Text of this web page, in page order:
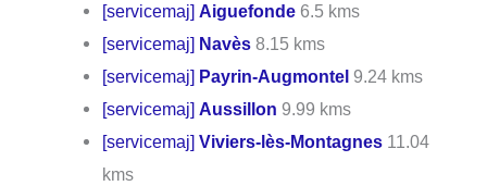
[servicemaj]Aiguefonde 6.5 kms
[servicemaj] Navès 8.15 kms
[servicemaj] Payrin-Augmontel 9.24 kms
[servicemaj]Aussillon 9.99 kms
[servicemaj]Viviers-lès-Montagnes 11.04
kms